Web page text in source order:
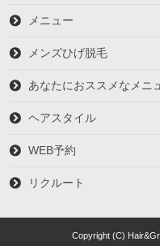
メニュー
メンズひげ脱毛
あなたにおススメなメニ
ヘアスタイル
WEB予約
リクルート
Copyright (C)